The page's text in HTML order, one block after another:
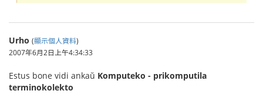
Urho (顯示個人資料)
2007年6月2日上午4:34:33
Estus bone vidi ankaŭ Komputeko - prikomputila
terminokolekto